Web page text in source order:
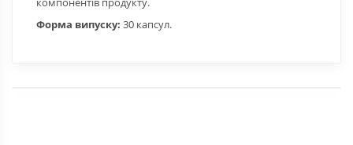
Форма випуску: 30 капсул.